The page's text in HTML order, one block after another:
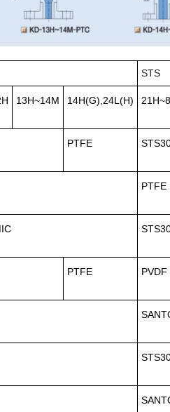
STS
13H~14M 14H(G),24L(H)
PTFE
PTFE
PTFE PVDF